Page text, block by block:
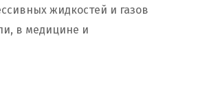
жидкостей и газов
в медицине и